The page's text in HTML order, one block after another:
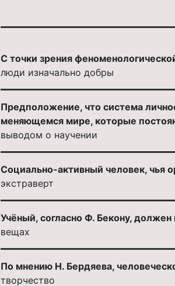
С точки зрения
люди изначально добры
Предположение, что система
меняющемся мире, которые
выводом о научении
Социально-активный человек, чья
экстраверт
Учёный, согласно Ф. Бекону, должен
вещах
По мнению Н. Бердяева,
творчество